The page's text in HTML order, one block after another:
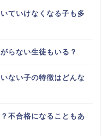
ていけなくなる子も多
らない生徒もいる？
ない子の特徴はどんな
不合格になることもあ